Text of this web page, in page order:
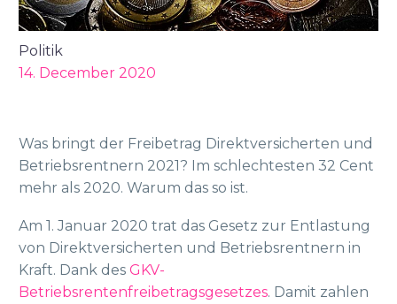
Politik
14. December 2020
Was bringt der Freibetrag Direktversicherten und
Betriebsrentnern 2021? Im schlechtesten 32 Cent
mehr als 2020. Warum das so ist.
Am 1. Januar 2020 trat das Gesetz zur Entlastung
von Direktversicherten und Betriebsrentnern in
Kraft. Dank des GKV-
Betriebsrentenfreibetragsgesetzes. Damit zahlen